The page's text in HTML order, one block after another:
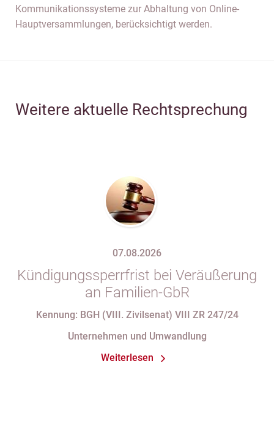
Kommunikationssysteme zur Abhaltung von Online-
Hauptversammlungen, berücksichtigt werden.
Weitere aktuelle Rechtsprechung
07.08.2026
Kündigungssperrfrist bei Veräußerung
an Familien-GbR
Kennung: BGH (VIII. Zivilsenat) VIII ZR 247/24
Unternehmen und Umwandlung
Weiterlesen